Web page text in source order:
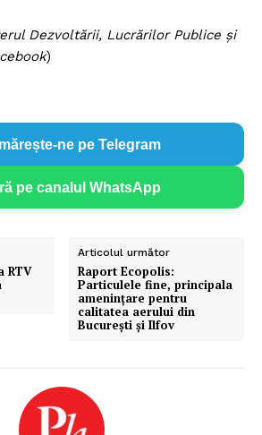
Dezvoltării, Lucrărilor Publice şi
)
ne pe Telegram
pe canalul WhatsApp
RTV
Articolul următor
Raport Ecopolis:
Particulele fine, principala
amenințare pentru
calitatea aerului din
București și Ilfov